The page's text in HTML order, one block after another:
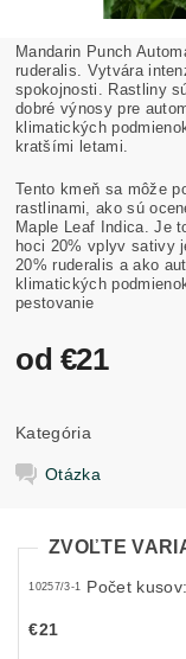
Mandarin Punch
ruderalis. Vytvára
spokojnosti. Rastliny
dobré výnosy pre
klimatických
kratšími letami.
Tento kmeň sa môže
rastlinami, ako sú
Maple Leaf Indica. Je
hoci 20% vplyv sativy
20% ruderalis a ako
klimatických
pestovanie
od €21
Kategória
Otázka
ZVOĽTE
10257/3-1 Počet
€21